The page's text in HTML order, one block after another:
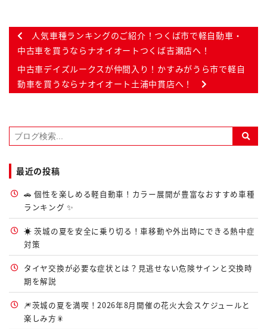
人気車種ランキングのご紹介！つくば市で軽自動車・
中古車を買うならナオイオートつくば吉瀬店へ！
中古車デイズルークスが仲間入り！かすみがうら市で軽自
動車を買うならナオイオート土浦中貫店へ！
最近の投稿
🚗 個性を楽しめる軽自動車！カラー展開が豊富なおすすめ車種
ランキング ✨
☀️ 茨城の夏を安全に乗り切る！車移動や外出時にできる熱中症
対策
タイヤ交換が必要な症状とは？見逃せない危険サインと交換時
期を解説
🎆茨城の夏を満喫！2026年8月開催の花火大会スケジュールと
楽しみ方🎇